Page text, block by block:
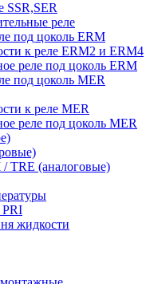
SSR,SER
реле
под цоколь ERM
к реле ERM2 и ERM4
реле под цоколь ERM
под цоколь MER
к реле MER
реле под цоколь MER
TRE (аналоговые)
PRI
жидкости